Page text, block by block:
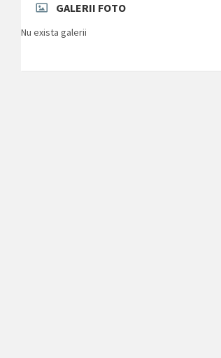
GALERII FOTO
Nu exista galerii